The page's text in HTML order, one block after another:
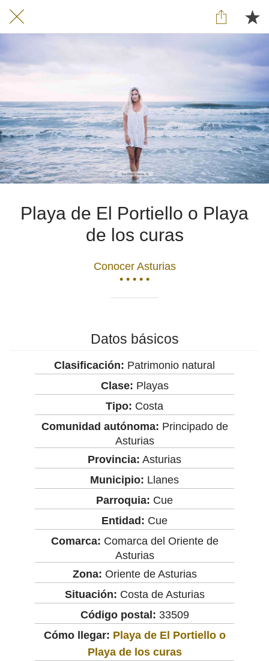
Playa de El Portiello o Playa
de los curas
Conocer Asturias
• • • • •
Datos básicos
Clasificación: Patrimonio natural
Clase: Playas
Tipo: Costa
Comunidad autónoma: Principado de
Asturias
Provincia: Asturias
Municipio: Llanes
Parroquia: Cue
Entidad: Cue
Comarca: Comarca del Oriente de
Asturias
Zona: Oriente de Asturias
Situación: Costa de Asturias
Código postal: 33509
Cómo llegar: Playa de El Portiello o
Playa de los curas